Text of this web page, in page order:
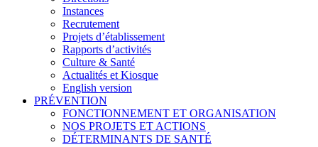
Instances
Recrutement
Projets d’établissement
Rapports d’activités
Culture & Santé
Actualités et Kiosque
English version
PRÉVENTION
FONCTIONNEMENT ET ORGANISATION
NOS PROJETS ET ACTIONS
DÉTERMINANTS DE SANTÉ